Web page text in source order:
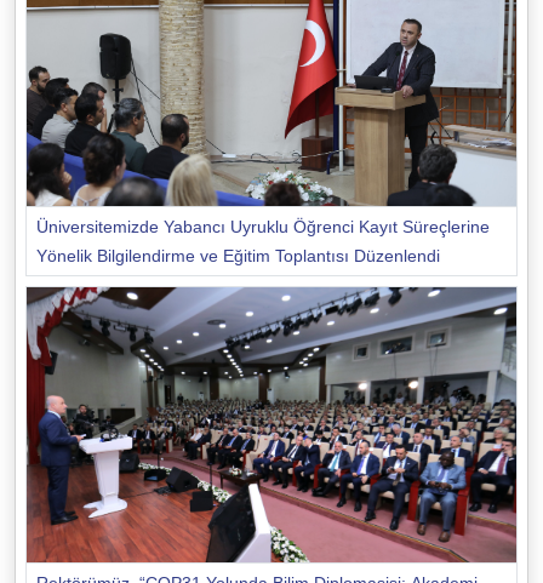
Üniversitemizde Yabancı Uyruklu Öğrenci Kayıt Süreçlerine
Yönelik Bilgilendirme ve Eğitim Toplantısı Düzenlendi